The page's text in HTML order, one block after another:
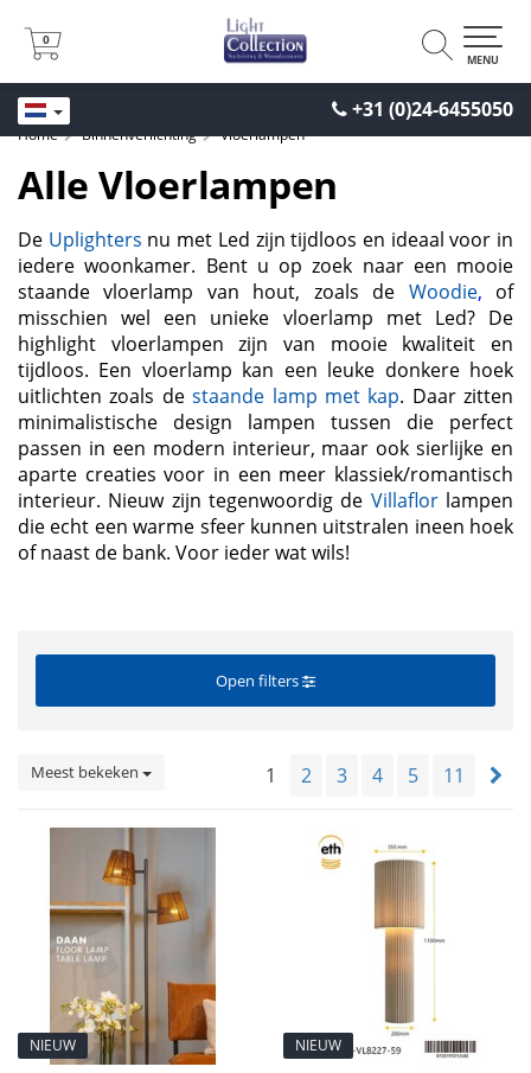
+31 (0)24-6455050
0
0
MENU
Home Binnenverlichting Vloerlampen
Alle Vloerlampen
De Uplighters nu met Led zijn tijdloos en ideaal voor in
iedere woonkamer. Bent u op zoek naar een mooie
staande vloerlamp van hout, zoals de Woodie, of
misschien wel een unieke vloerlamp met Led? De
highlight vloerlampen zijn van mooie kwaliteit en
tijdloos. Een vloerlamp kan een leuke donkere hoek
uitlichten zoals destaande lamp met kap. Daar zitten
minimalistische design lampen tussen die perfect
passen in een modern interieur, maar ook sierlijke en
aparte creaties voor in een meer klassiek/romantisch
interieur. Nieuw zijn tegenwoordig de Villaflorlampen
die echt een warme sfeer kunnen uitstralen ineen hoek
of naast de bank. Voor ieder wat wils!
Open filters
Meest bekeken 1 2 3 4 5 11
NIEUW NIEUW